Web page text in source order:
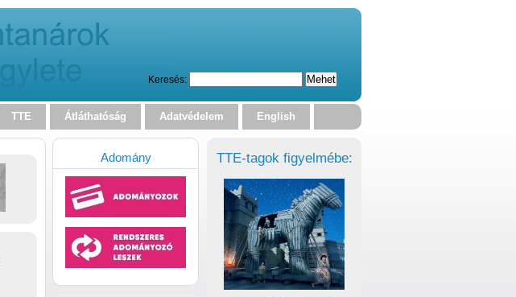
Keresés:
TTE Átláthatóság Adatvédelem English
TTE-tagok figyelmébe:
Adomány